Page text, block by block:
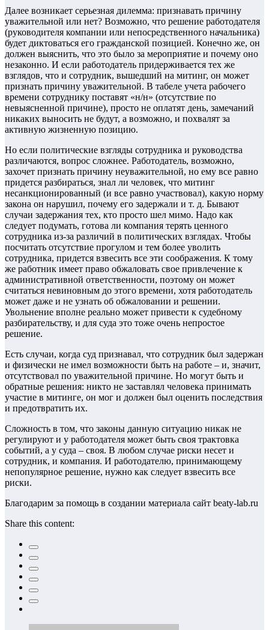
Далее возникает серьезная дилемма: признавать причину
уважительной или нет? Возможно, что решение работодателя
(руководителя компании или непосредственного начальника)
будет диктоваться его гражданской позицией. Конечно же, он
должен выяснить, что это было за мероприятие и почему оно
незаконно. И если работодатель придерживается тех же
взглядов, что и сотрудник, вышедший на митинг, он может
признать причину уважительной. В табеле учета рабочего
времени сотруднику поставят «н/н» (отсутствие по
невыясненной причине), просто не оплатят день, замечаний
никаких выносить не будут, а возможно, и похвалят за
активную жизненную позицию.
Но если политические взгляды сотрудника и руководства
различаются, вопрос сложнее. Работодатель, возможно,
захочет признать причину неуважительной, но ему все равно
придется разбираться, знал ли человек, что митинг
несанкционированный (и все равно участвовал), какую норму
закона он нарушил, почему его задержали и т. д. Бывают
случаи задержания тех, кто просто шел мимо. Надо как
следует подумать, готова ли компания терять ценного
сотрудника из-за различий в политических взглядах. Чтобы
посчитать отсутствие прогулом и тем более уволить
сотрудника, придется взвесить все эти соображения. К тому
же работник имеет право обжаловать свое привлечение к
административной ответственности, поэтому он может
считаться невиновным до этого времени, хотя работодатель
может даже и не узнать об обжаловании и решении.
Увольнение вполне реально может привести к судебному
разбирательству, и для суда это тоже очень непростое
решение.
Есть случаи, когда суд признавал, что сотрудник был задержан
и физически не имел возможности быть на работе – и, значит,
отсутствовал по уважительной причине. Но могут быть и
обратные решения: никто не заставлял человека принимать
участие в митинге, он мог и должен был оценить последствия
и предотвратить их.
Сложность в том, что законы данную ситуацию никак не
регулируют и у работодателя может быть своя трактовка
событий, а у суда – своя. В любом случае риски несет и
сотрудник, и компания. И работодателю, принимающему
непопулярное решение, нужно как следует взвесить все
риски.
Благодарим за помощь в создании материала сайт beaty-lab.ru
Share this content: